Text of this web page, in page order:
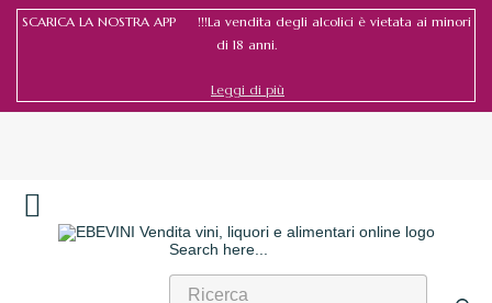
SCARICA LA NOSTRA APP !!!La vendita degli alcolici è vietata ai minori
di 18 anni.
Leggi di più
Search here...